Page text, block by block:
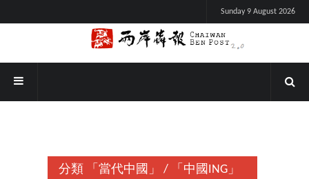
Sunday 9 August 2026
分類 「當代中國」 / 「中國ING」